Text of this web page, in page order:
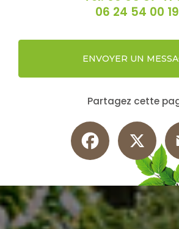
06 24 54 00 19
ENVOYER UN
Partagez cette
Facebook